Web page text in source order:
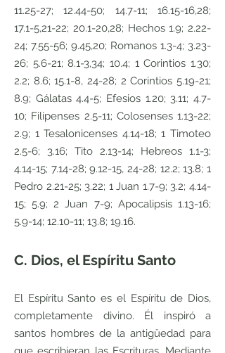
11.25-27; 12.44-50; 14.7-11; 16.15-16,28;
17.1-5,21-22; 20.1-20,28; Hechos 1.9; 2.22-
24; 7.55-56; 9.45,20; Romanos 1.3-4; 3.23-
26; 5.6-21; 8.1-3,34; 10.4; 1 Corintios 1.30;
2.2; 8.6; 15.1-8, 24-28; 2 Corintios 5.19-21;
8.9; Gálatas 4.4-5; Efesios 1.20; 3.11; 4.7-
10; Filipenses 2.5-11; Colosenses 1.13-22;
2.9; 1 Tesalonicenses 4.14-18; 1 Timoteo
2.5-6; 3.16; Tito 2.13-14; Hebreos 1.1-3;
4.14-15; 7.14-28; 9.12-15, 24-28; 12.2; 13.8; 1
Pedro 2.21-25; 3.22; 1 Juan 1.7-9; 3.2; 4.14-
15; 5.9; 2 Juan 7-9; Apocalipsis 1.13-16;
5.9-14; 12.10-11; 13.8; 19.16.
C. Dios, el Espíritu Santo
El Espíritu Santo es el Espíritu de Dios,
completamente divino. Él inspiró a
santos hombres de la antigüedad para